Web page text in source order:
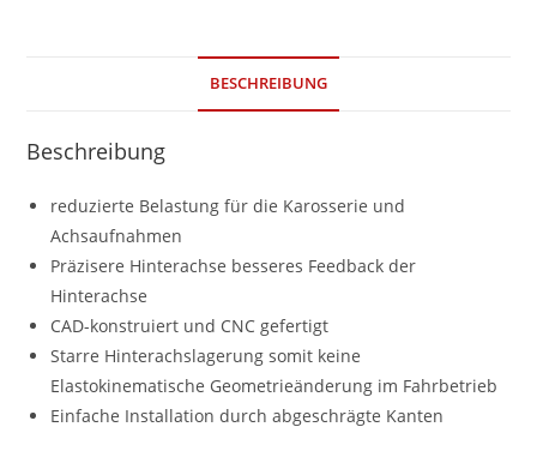
BESCHREIBUNG
Beschreibung
reduzierte Belastung für die Karosserie und
Achsaufnahmen
Präzisere Hinterachse besseres Feedback der
Hinterachse
CAD-konstruiert und CNC gefertigt
Starre Hinterachslagerung somit keine
Elastokinematische Geometrieänderung im Fahrbetrieb
Einfache Installation durch abgeschrägte Kanten